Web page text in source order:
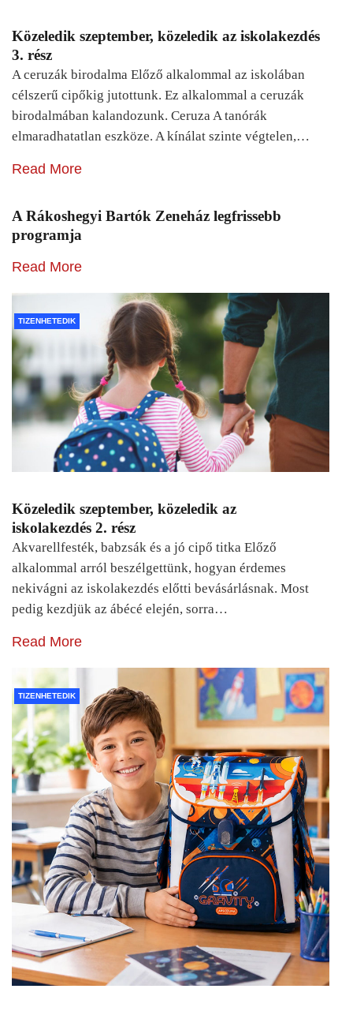
Közeledik szeptember, közeledik az iskolakezdés
3. rész
A ceruzák birodalma Előző alkalommal az iskolában
célszerű cipőkig jutottunk. Ez alkalommal a ceruzák
birodalmában kalandozunk. Ceruza A tanórák
elmaradhatatlan eszköze. A kínálat szinte végtelen,…
Read More
A Rákoshegyi Bartók Zeneház legfrissebb
programja
Read More
TIZENHETEDIK
Közeledik szeptember, közeledik az
iskolakezdés 2. rész
Akvarellfesték, babzsák és a jó cipő titka Előző
alkalommal arról beszélgettünk, hogyan érdemes
nekivágni az iskolakezdés előtti bevásárlásnak. Most
pedig kezdjük az ábécé elején, sorra…
Read More
TIZENHETEDIK